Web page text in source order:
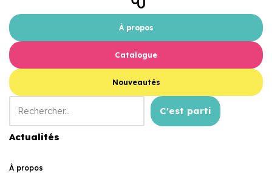
À propos
Catalogue
Nouveautés
C'est parti
Actualités
À propos